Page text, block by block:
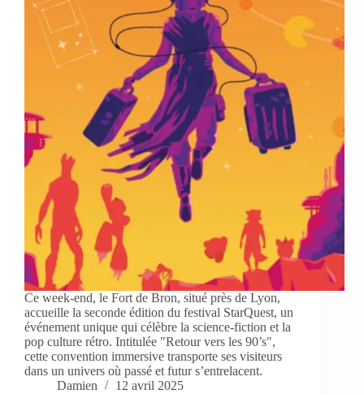
Ce week-end, le Fort de Bron, situé près de Lyon,
accueille la seconde édition du festival StarQuest, un
événement unique qui célèbre la science-fiction et la
pop culture rétro. Intitulée "Retour vers les 90’s",
cette convention immersive transporte ses visiteurs
dans un univers où passé et futur s’entrelacent.
Damien
12 avril 2025